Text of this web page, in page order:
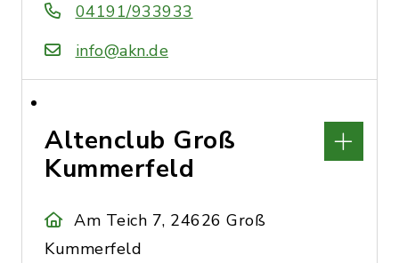
04191/933933
info@akn.de
Altenclub Groß
Kummerfeld
Am Teich 7, 24626 Groß
Kummerfeld